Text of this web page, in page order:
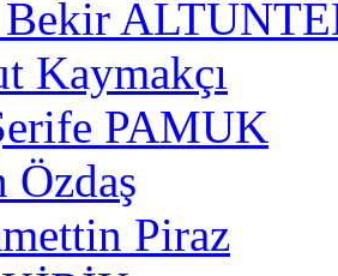
Bekir
Kaymakçı
PAMUK
Özdaş
Piraz